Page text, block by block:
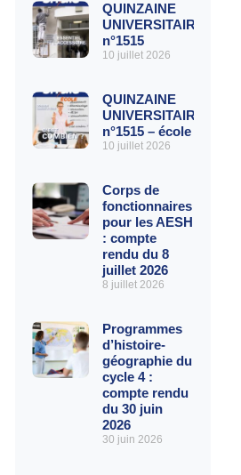
QUINZAINE
UNIVERSITAIRE
n°1515
10 juillet 2026
QUINZAINE
UNIVERSITAIRE
n°1515 – école
10 juillet 2026
Corps de
fonctionnaires
pour les AESH
: compte
rendu du 8
juillet 2026
8 juillet 2026
Programmes
d’histoire-
géographie du
cycle 4 :
compte rendu
du 30 juin
2026
30 juin 2026